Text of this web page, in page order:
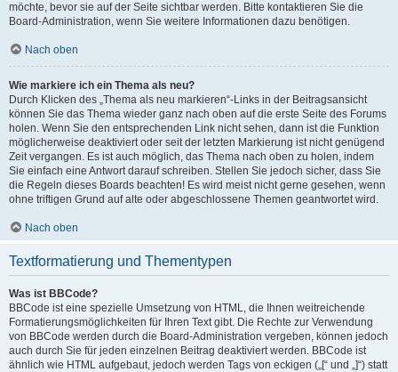
möchte, bevor sie auf der Seite sichtbar werden. Bitte kontaktieren Sie die
Board-Administration, wenn Sie weitere Informationen dazu benötigen.
Nach oben
Wie markiere ich ein Thema als neu?
Durch Klicken des „Thema als neu markieren“-Links in der Beitragsansicht
können Sie das Thema wieder ganz nach oben auf die erste Seite des Forums
holen. Wenn Sie den entsprechenden Link nicht sehen, dann ist die Funktion
möglicherweise deaktiviert oder seit der letzten Markierung ist nicht genügend
Zeit vergangen. Es ist auch möglich, das Thema nach oben zu holen, indem
Sie einfach eine Antwort darauf schreiben. Stellen Sie jedoch sicher, dass Sie
die Regeln dieses Boards beachten! Es wird meist nicht gerne gesehen, wenn
ohne triftigen Grund auf alte oder abgeschlossene Themen geantwortet wird.
Nach oben
Textformatierung und Thementypen
Was ist BBCode?
BBCode ist eine spezielle Umsetzung von HTML, die Ihnen weitreichende
Formatierungsmöglichkeiten für Ihren Text gibt. Die Rechte zur Verwendung
von BBCode werden durch die Board-Administration vergeben, können jedoch
auch durch Sie für jeden einzelnen Beitrag deaktiviert werden. BBCode ist
ähnlich wie HTML aufgebaut, jedoch werden Tags von eckigen („[“ und „]“) statt